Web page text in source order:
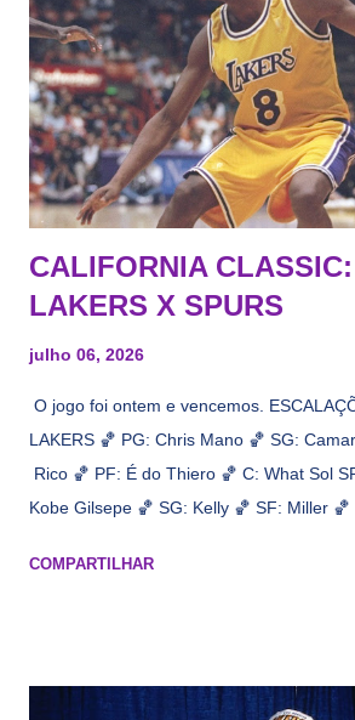
CALIFORNIA
LAKERS X SPURS
julho 06, 2026
O jogo foi ontem e vencemos.
LAKERS 🏀 PG: Chris Mano 🏀 SG:
Rico 🏀 PF: É do Thiero 🏀 C: What Sol
Kobe Gilsepe 🏀 SG: Kelly 🏀 SF: Miller 🏀
Na quadra Transmissão: NBA League Pass
COMPARTILHAR